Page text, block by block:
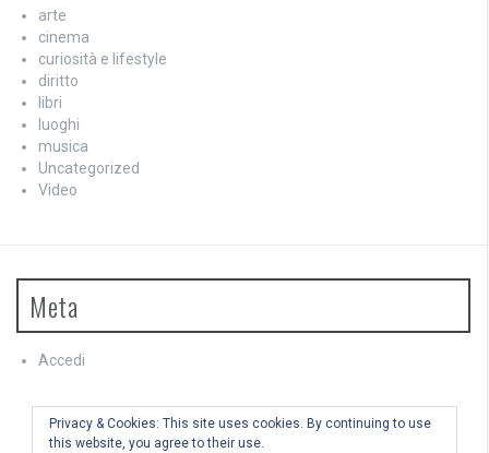
arte
cinema
curiosità e lifestyle
diritto
libri
luoghi
musica
Uncategorized
Video
Meta
Accedi
Feed dei commenti
WordPress.org
Privacy & Cookies: This site uses cookies. By continuing to use
this website, you agree to their use.